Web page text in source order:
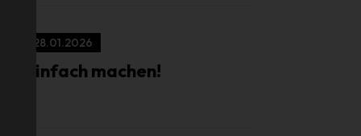
28.01.2026
Einfach machen!